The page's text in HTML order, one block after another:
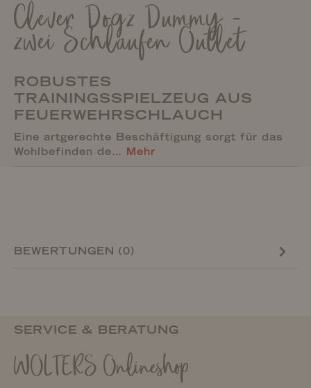
Clever Dogz Dummy -
zwei Schlaufen Outlet
ROBUSTES
TRAININGSSPIELZEUG AUS
FEUERWEHRSCHLAUCH
Eine artgerechte Beschäftigung sorgt für das
Wohlbefinden de… Mehr
BEWERTUNGEN (0)
SERVICE & BERATUNG
WOLTERS Onlineshop